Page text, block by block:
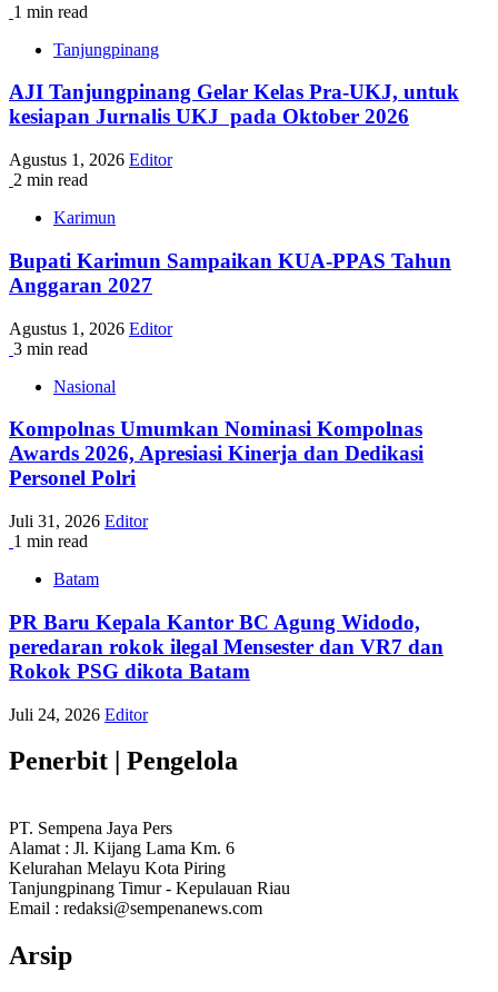
1 min read
Tanjungpinang
AJI Tanjungpinang Gelar Kelas Pra-UKJ, untuk
kesiapan Jurnalis UKJ pada Oktober 2026
Agustus 1, 2026 Editor
2 min read
Karimun
Bupati Karimun Sampaikan KUA-PPAS Tahun
Anggaran 2027
Agustus 1, 2026 Editor
3 min read
Nasional
Kompolnas Umumkan Nominasi Kompolnas
Awards 2026, Apresiasi Kinerja dan Dedikasi
Personel Polri
Juli 31, 2026 Editor
1 min read
Batam
PR Baru Kepala Kantor BC Agung Widodo,
peredaran rokok ilegal Mensester dan VR7 dan
Rokok PSG dikota Batam
Juli 24, 2026 Editor
Penerbit | Pengelola
PT. Sempena Jaya Pers
Alamat : Jl. Kijang Lama Km. 6
Kelurahan Melayu Kota Piring
Tanjungpinang Timur - Kepulauan Riau
Email : redaksi@sempenanews.com
Arsip